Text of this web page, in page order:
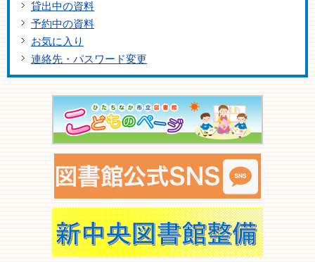
貸出中の資料
予約中の資料
お気に入り
連絡先・パスワード変更